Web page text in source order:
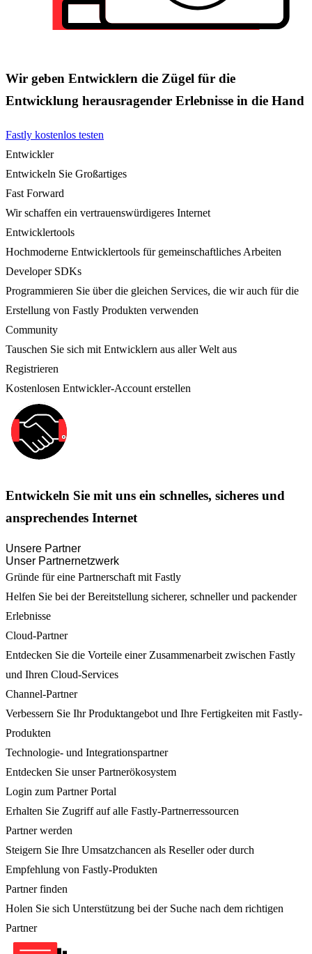
Wir geben Entwicklern die Zügel für die
Entwicklung herausragender Erlebnisse in die Hand
Fastly kostenlos testen
Entwickler
Entwickeln Sie Großartiges
Fast Forward
Wir schaffen ein vertrauenswürdigeres Internet
Entwicklertools
Hochmoderne Entwicklertools für gemeinschaftliches Arbeiten
Developer SDKs
Programmieren Sie über die gleichen Services, die wir auch für die
Erstellung von Fastly Produkten verwenden
Community
Tauschen Sie sich mit Entwicklern aus aller Welt aus
Registrieren
Kostenlosen Entwickler-Account erstellen
Entwickeln Sie mit uns ein schnelles, sicheres und
ansprechendes Internet
Unsere Partner
Unser Partnernetzwerk
Gründe für eine Partnerschaft mit Fastly
Helfen Sie bei der Bereitstellung sicherer, schneller und packender
Erlebnisse
Cloud-Partner
Entdecken Sie die Vorteile einer Zusammenarbeit zwischen Fastly
und Ihren Cloud-Services
Channel-Partner
Verbessern Sie Ihr Produktangebot und Ihre Fertigkeiten mit Fastly-
Produkten
Technologie- und Integrationspartner
Entdecken Sie unser Partnerökosystem
Login zum Partner Portal
Erhalten Sie Zugriff auf alle Fastly-Partnerressourcen
Partner werden
Steigern Sie Ihre Umsatzchancen als Reseller oder durch
Empfehlung von Fastly-Produkten
Partner finden
Holen Sie sich Unterstützung bei der Suche nach dem richtigen
Partner